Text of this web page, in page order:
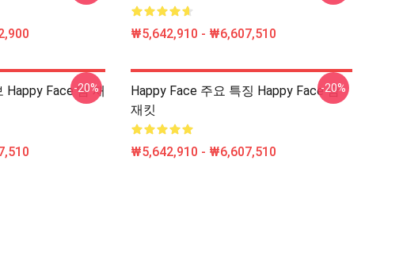
₩5,642,910 - ₩6,607,510
Happy Face 땀 재
-20%
Happy Face 주요 특징 Happy Face 땀
재킷
₩5,642,910 - ₩6,607,510
-20%